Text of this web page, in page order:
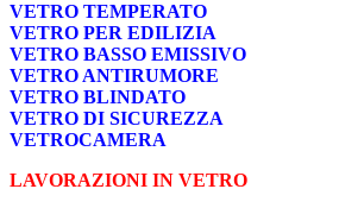
VETRO TEMPERATO
VETRO PER EDILIZIA
VETRO BASSO EMISSIVO
VETRO ANTIRUMORE
VETRO BLINDATO
VETRO DI SICUREZZA
VETROCAMERA
LAVORAZIONI IN VETRO